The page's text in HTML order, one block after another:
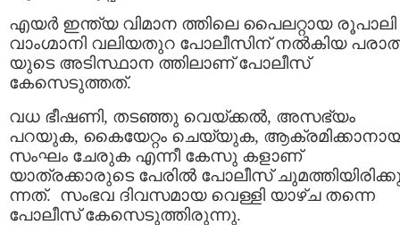
എയര്‍ ഇന്ത്യ വിമാന ത്തിലെ പൈലറ്റായ രൂപാലി
വാംഗ്മാനി വലിയതുറ പോലീസിന് നല്‍കിയ
യുടെ അടിസ്ഥാന ത്തിലാണ് പോലീസ്
കേസെടുത്തത്.
വധ ഭീഷണി, തടഞ്ഞു വെയ്ക്കല്‍, അസഭ്യം
പറയുക, കൈയേറ്റം ചെയ്യുക,
സംഘം ചേരുക എന്നീ കേസു കളാണ്
യാത്രക്കാരുടെ പേരില്‍ പോലീസ്
ന്നത്. സംഭവ ദിവസമായ വെള്ളി യാഴ്ച തന്നെ
പോലീസ് കേസെടുത്തിരുന്നു.